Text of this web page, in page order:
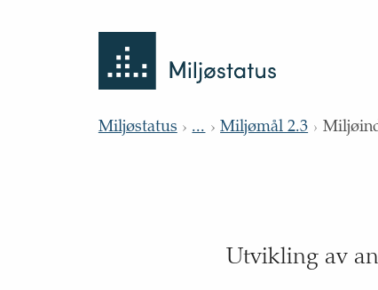
til
forsiden
Miljøstatus ... Miljømål 2.3
Utvikling av